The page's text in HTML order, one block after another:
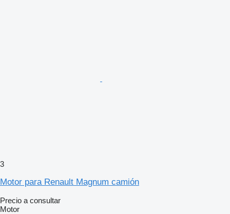
3
Motor para Renault Magnum camión
Precio a consultar
Motor